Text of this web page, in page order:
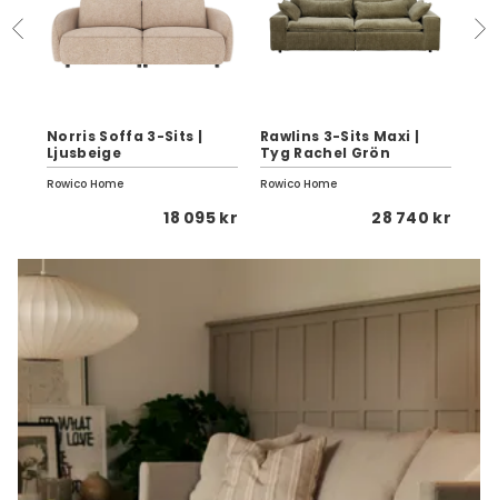
Norris Soffa 3-Sits |
Ljusbeige
Rowico Home
18 095 kr
Rawlins 3-Sits Maxi |
Tyg Rachel Grön
Rowico Home
28 740 kr